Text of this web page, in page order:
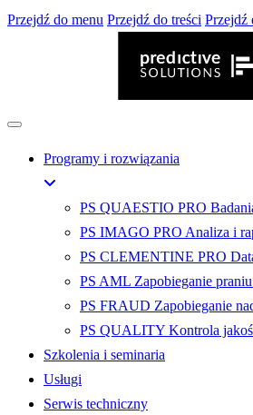
Przejdź do menu Przejdź do treści Przejdź
Programy i rozwiązania
PS QUAESTIO PRO
PS IMAGO PRO Analiza i
PS CLEMENTINE PRO
PS AML Zapobieganie
PS FRAUD Zapobieganie
PS QUALITY Kontrola
Szkolenia i seminaria
Usługi
Serwis techniczny